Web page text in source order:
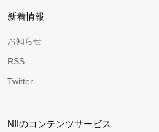
新着情報
お知らせ
RSS
Twitter
NIIのコンテンツサービス